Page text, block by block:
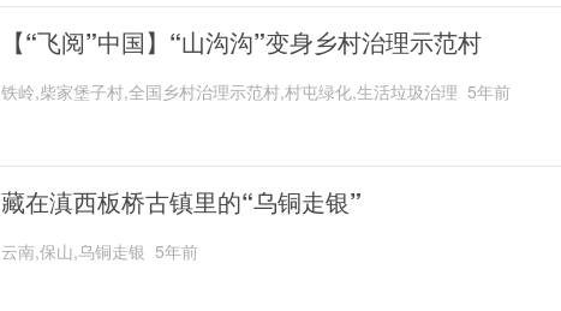
【“飞阅”中国】“山沟沟”变身乡村治理示范村
铁岭,柴家堡子村,全国乡村治理示范村,村屯绿化,生活垃圾治理 5年前
藏在滇西板桥古镇里的“乌铜走银”
云南,保山,乌铜走银 5年前